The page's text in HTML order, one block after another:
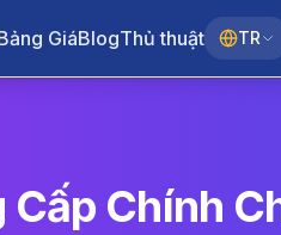
GiáBlogThủ thuật TR
Chính